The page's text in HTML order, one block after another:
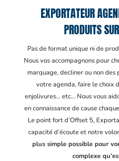
EXPORTATEUR
PRODUITS
Pas de format unique ni de
Nous vos accompagnons pour
marquage, decliner ou non des
votre agenda, faire le choix
enjolivures… etc… Nous vous
en connaissance de cause
Le point fort d’Offset 5,
capacité d’écoute et notre
plus simple possible pour
complexe